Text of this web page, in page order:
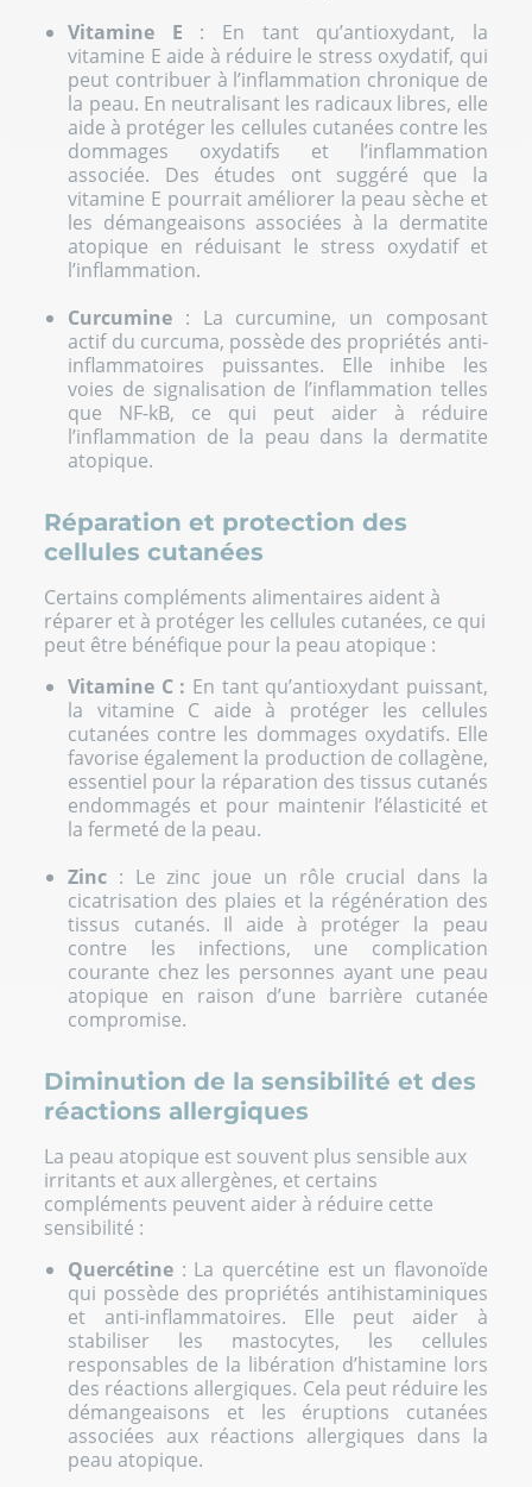
Vitamine E : En tant qu’antioxydant, la
vitamine E aide à réduire le stress oxydatif, qui
peut contribuer à l’inflammation chronique de
la peau. En neutralisant les radicaux libres, elle
aide à protéger les cellules cutanées contre les
dommages oxydatifs et l’inflammation
associée. Des études ont suggéré que la
vitamine E pourrait améliorer la peau sèche et
les démangeaisons associées à la dermatite
atopique en réduisant le stress oxydatif et
l’inflammation.
Curcumine : La curcumine, un composant
actif du curcuma, possède des propriétés anti-
inflammatoires puissantes. Elle inhibe les
voies de signalisation de l’inflammation telles
que NF-kB, ce qui peut aider à réduire
l’inflammation de la peau dans la dermatite
atopique.
Réparation et protection des
cellules cutanées
Certains compléments alimentaires aident à
réparer et à protéger les cellules cutanées, ce qui
peut être bénéfique pour la peau atopique :
Vitamine C: En tant qu’antioxydant puissant,
la vitamine C aide à protéger les cellules
cutanées contre les dommages oxydatifs. Elle
favorise également la production de collagène,
essentiel pour la réparation des tissus cutanés
endommagés et pour maintenir l’élasticité et
la fermeté de la peau.
Zinc : Le zinc joue un rôle crucial dans la
cicatrisation des plaies et la régénération des
tissus cutanés. Il aide à protéger la peau
contre les infections, une complication
courante chez les personnes ayant une peau
atopique en raison d’une barrière cutanée
compromise.
Diminution de la sensibilité et des
réactions allergiques
La peau atopique est souvent plus sensible aux
irritants et aux allergènes, et certains
compléments peuvent aider à réduire cette
sensibilité :
Quercétine : La quercétine est un flavonoïde
qui possède des propriétés antihistaminiques
et anti-inflammatoires. Elle peut aider à
stabiliser les mastocytes, les cellules
responsables de la libération d’histamine lors
des réactions allergiques. Cela peut réduire les
démangeaisons et les éruptions cutanées
associées aux réactions allergiques dans la
peau atopique.